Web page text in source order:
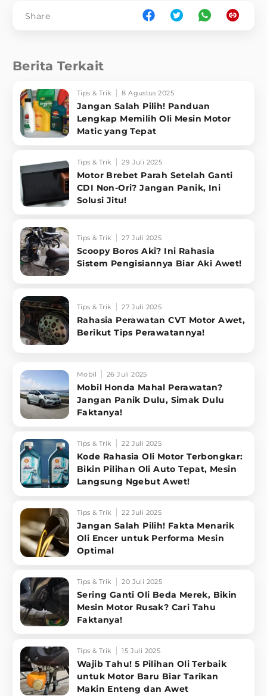
Share
Berita Terkait
Tips & Trik 8 Agustus 2025
Jangan Salah Pilih! Panduan
Lengkap Memilih Oli Mesin Motor
Matic yang Tepat
Tips & Trik 29 Juli 2025
Motor Brebet Parah Setelah Ganti
CDI Non-Ori? Jangan Panik, Ini
Solusi Jitu!
Tips & Trik 27 Juli 2025
Scoopy Boros Aki? Ini Rahasia
Sistem Pengisiannya Biar Aki Awet!
Tips & Trik 27 Juli 2025
Rahasia Perawatan CVT Motor Awet,
Berikut Tips Perawatannya!
Mobil 26 Juli 2025
Mobil Honda Mahal Perawatan?
Jangan Panik Dulu, Simak Dulu
Faktanya!
Tips & Trik 22 Juli 2025
Kode Rahasia Oli Motor Terbongkar:
Bikin Pilihan Oli Auto Tepat, Mesin
Langsung Ngebut Awet!
Tips & Trik 22 Juli 2025
Jangan Salah Pilih! Fakta Menarik
Oli Encer untuk Performa Mesin
Optimal
Tips & Trik 20 Juli 2025
Sering Ganti Oli Beda Merek, Bikin
Mesin Motor Rusak? Cari Tahu
Faktanya!
Tips & Trik 15 Juli 2025
Wajib Tahu! 5 Pilihan Oli Terbaik
untuk Motor Baru Biar Tarikan
Makin Enteng dan Awet